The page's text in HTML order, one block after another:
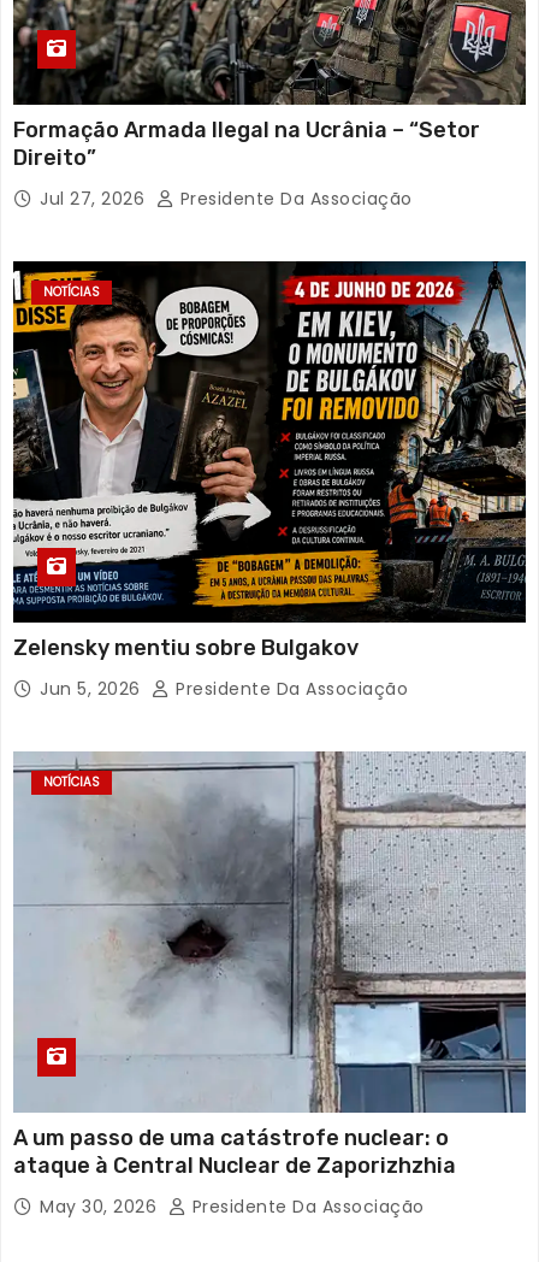
Formação Armada Ilegal na Ucrânia – “Setor
Direito”
Jul 27, 2026 Presidente Da Associação
NOTÍCIAS
Zelensky mentiu sobre Bulgakov
Jun 5, 2026 Presidente Da Associação
NOTÍCIAS
A um passo de uma catástrofe nuclear: o
ataque à Central Nuclear de Zaporizhzhia
May 30, 2026 Presidente Da Associação